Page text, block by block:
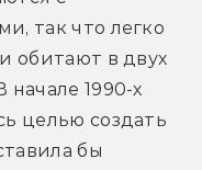
так что легко
обитают в двух
1990-х
целью создать
бы